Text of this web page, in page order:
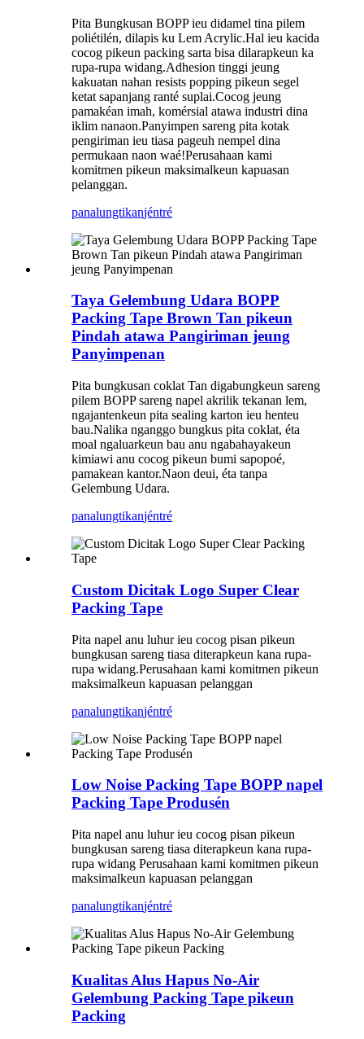
Pita Bungkusan BOPP ieu didamel tina pilem
poliétilén, dilapis ku Lem Acrylic.Hal ieu kacida
cocog pikeun packing sarta bisa dilarapkeun ka
rupa-rupa widang.Adhesion tinggi jeung
kakuatan nahan resists popping pikeun segel
ketat sapanjang ranté suplai.Cocog jeung
pamakéan imah, komérsial atawa industri dina
iklim nanaon.Panyimpen sareng pita kotak
pengiriman ieu tiasa pageuh nempel dina
permukaan naon waé!Perusahaan kami
komitmen pikeun maksimalkeun kapuasan
pelanggan.
panalungtikanjéntré
Taya Gelembung Udara BOPP
Packing Tape Brown Tan pikeun
Pindah atawa Pangiriman jeung
Panyimpenan
Pita bungkusan coklat Tan digabungkeun sareng
pilem BOPP sareng napel akrilik tekanan lem,
ngajantenkeun pita sealing karton ieu henteu
bau.Nalika nganggo bungkus pita coklat, éta
moal ngaluarkeun bau anu ngabahayakeun
kimiawi anu cocog pikeun bumi sapopoé,
pamakean kantor.Naon deui, éta tanpa
Gelembung Udara.
panalungtikanjéntré
Custom Dicitak Logo Super Clear
Packing Tape
Pita napel anu luhur ieu cocog pisan pikeun
bungkusan sareng tiasa diterapkeun kana rupa-
rupa widang.Perusahaan kami komitmen pikeun
maksimalkeun kapuasan pelanggan
panalungtikanjéntré
Low Noise Packing Tape BOPP napel
Packing Tape Produsén
Pita napel anu luhur ieu cocog pisan pikeun
bungkusan sareng tiasa diterapkeun kana rupa-
rupa widang Perusahaan kami komitmen pikeun
maksimalkeun kapuasan pelanggan
panalungtikanjéntré
Kualitas Alus Hapus No-Air
Gelembung Packing Tape pikeun
Packing